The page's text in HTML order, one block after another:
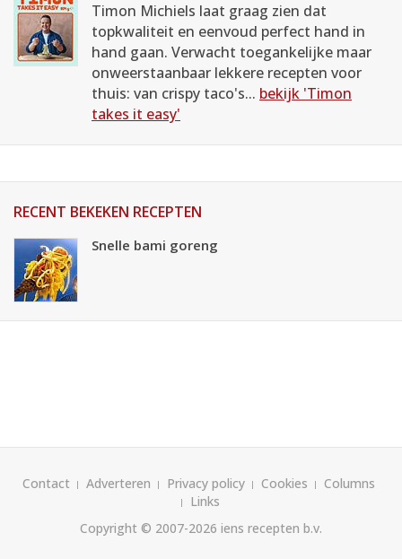
Timon Michiels laat graag zien dat
topkwaliteit en eenvoud perfect hand in
hand gaan. Verwacht toegankelijke maar
onweerstaanbaar lekkere recepten voor
thuis: van crispy taco's... bekijk 'Timon
takes it easy'
RECENT BEKEKEN RECEPTEN
Snelle bami goreng
Contact Adverteren Privacy policy Cookies
Columns
Links
Copyright © 2007-2026 iens recepten b.v.